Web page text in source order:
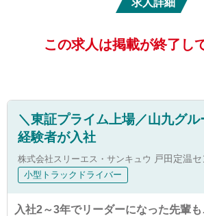
求人詳細
この求人は掲載が終了し
＼東証プライム上場／山九グ
経験者が入社
株式会社スリーエス・サンキュウ 戸田定温
小型トラックドライバー
入社2～3年でリーダーになった先輩も